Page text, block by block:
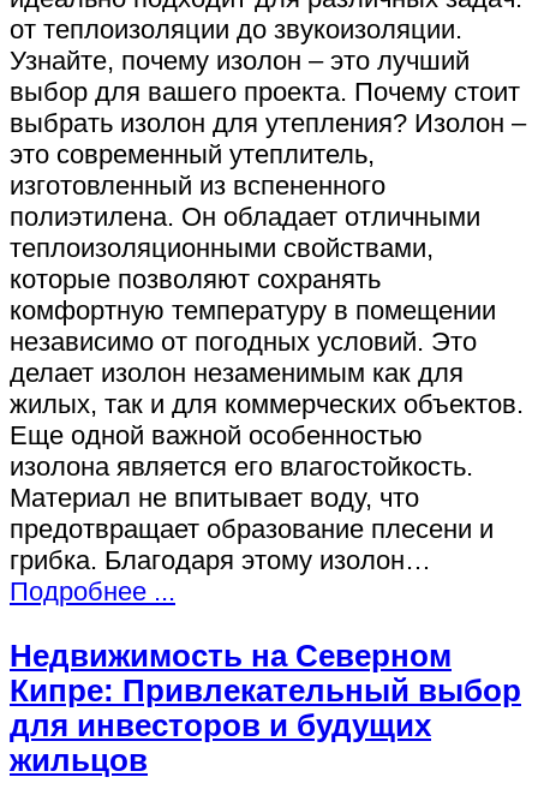
от теплоизоляции до звукоизоляции.
Узнайте, почему изолон – это лучший
выбор для вашего проекта. Почему стоит
выбрать изолон для утепления? Изолон –
это современный утеплитель,
изготовленный из вспененного
полиэтилена. Он обладает отличными
теплоизоляционными свойствами,
которые позволяют сохранять
комфортную температуру в помещении
независимо от погодных условий. Это
делает изолон незаменимым как для
жилых, так и для коммерческих объектов.
Еще одной важной особенностью
изолона является его влагостойкость.
Материал не впитывает воду, что
предотвращает образование плесени и
грибка. Благодаря этому изолон…
Подробнее ...
Недвижимость на Северном
Кипре: Привлекательный выбор
для инвесторов и будущих
жильцов